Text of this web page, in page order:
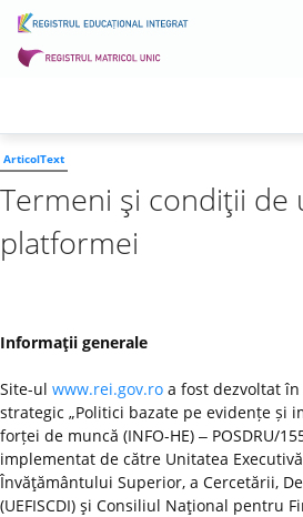
ArticolText
Termeni şi condiţii de
platformei
Informaţii generale
Site-ul www.rei.gov.ro a fost dezvoltat
strategic „Politici bazate pe evidențe și
forței de muncă (INFO-HE) ‒ POSDRU/
implementat de către Unitatea
Învăţământului Superior, a Cercetării,
(UEFISCDI) şi Consiliul Naţional pentru